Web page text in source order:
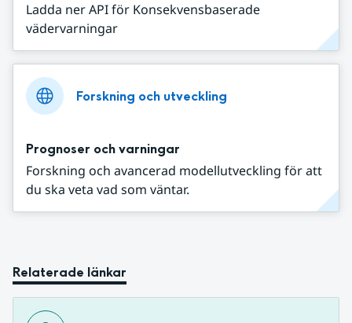
Ladda ner API för Konsekvensbaserade
vädervarningar
Forskning och utveckling
Prognoser och varningar
Forskning och avancerad modellutveckling för att
du ska veta vad som väntar.
Relaterade länkar